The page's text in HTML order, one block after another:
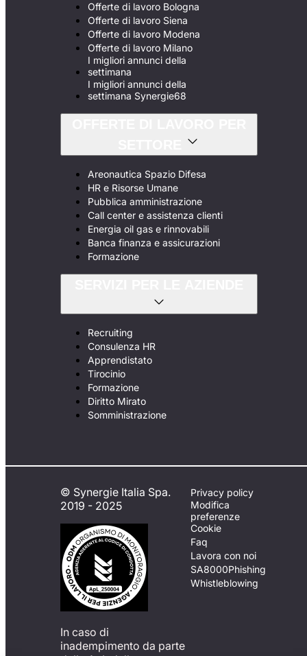
Offerte di lavoro Bologna
Offerte di lavoro Siena
Offerte di lavoro Modena
Offerte di lavoro Milano
I migliori annunci della
settimana
I migliori annunci della
settimana Synergie68
Areonautica Spazio Difesa
HR e Risorse Umane
Pubblica amministrazione
Call center e assistenza clienti
Energia oil gas e rinnovabili
Banca finanza e assicurazioni
Formazione
Recruiting
Consulenza HR
Apprendistato
Tirocinio
Formazione
Diritto Mirato
Somministrazione
© Synergie Italia Spa.
2019 - 2025
In caso di
inadempimento da parte
Privacy policy
Modifica
preferenze
Cookie
Faq
Lavora con noi
SA8000Phishing
Whistleblowing